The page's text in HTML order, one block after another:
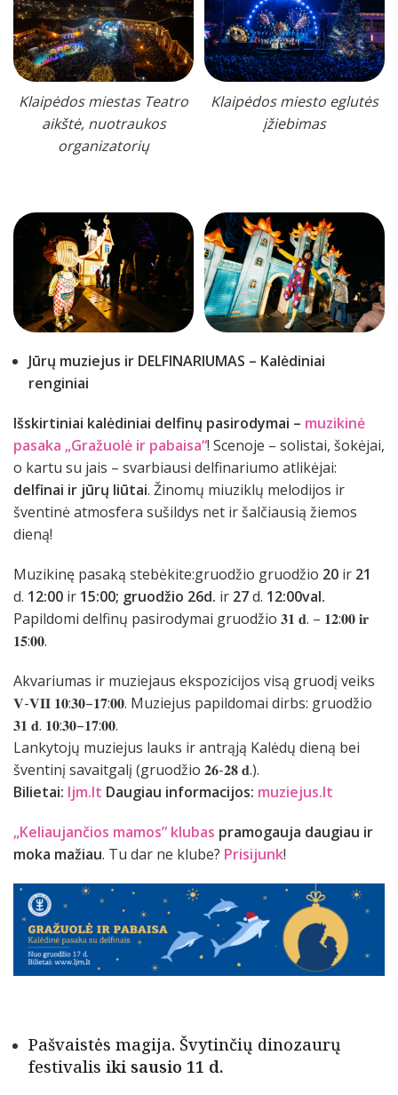
Klaipėdos miestas Teatro
aikštė, nuotraukos
organizatorių
Klaipėdos miesto eglutės
įžiebimas
Jūrų muziejus ir DELFINARIUMAS – Kalėdiniai
renginiai
Išskirtiniai kalėdiniai delfinų pasirodymai – muzikinė
pasaka „Gražuolė ir pabaisa“! Scenoje – solistai, šokėjai,
o kartu su jais – svarbiausi delfinariumo atlikėjai:
delfinai ir jūrų liūtai. Žinomų miuziklų melodijos ir
šventinė atmosfera sušildys net ir šalčiausią žiemos
dieną!
Muzikinę pasaką stebėkite:gruodžio gruodžio 20 ir 21
d. 12:00 ir 15:00; gruodžio 26d. ir 27d. 12:00val.
Papildomi delfinų pasirodymai gruodžio 𝟑𝟏 𝐝. – 𝟏𝟐:𝟎𝟎 𝐢𝐫
𝟏𝟓:𝟎𝟎.
Akvariumas ir muziejaus ekspozicijos visą gruodį veiks
𝐕-𝐕𝐈𝐈 𝟏𝟎:𝟑𝟎–𝟏𝟕:𝟎𝟎. Muziejus papildomai dirbs: gruodžio
𝟑𝟏 𝐝. 𝟏𝟎:𝟑𝟎–𝟏𝟕:𝟎𝟎.
Lankytojų muziejus lauks ir antrąją Kalėdų dieną bei
šventinį savaitgalį (gruodžio 𝟐𝟔-𝟐𝟖 𝐝.).
Bilietai: ljm.lt Daugiau informacijos: muziejus.lt
„Keliaujančios mamos” klubas pramogauja daugiau ir
moka mažiau. Tu dar ne klube? Prisijunk!
Pašvaistės magija. Švytinčių dinozaurų
festivalis iki sausio 11 d.